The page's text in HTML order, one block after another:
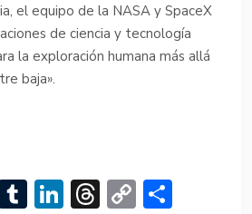
el equipo de la NASA y SpaceX
de ciencia y tecnología
la exploración humana más allá
baja».
T Li T C